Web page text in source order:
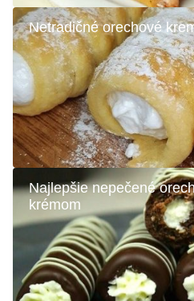
Netradičné orechové
Najlepšie nepečené
krémom